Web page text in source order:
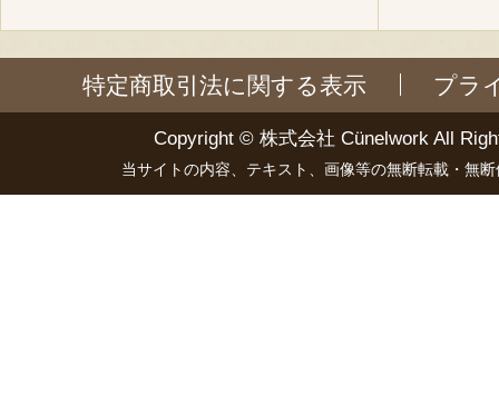
特定商取引法に関する表示 プラ
Copyright © 株式会社 Cünelwork All
当サイトの内容、テキスト、画像等の無断転載・無